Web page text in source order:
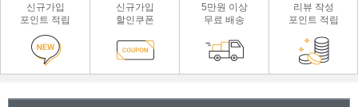
신규가입
포인트 적립
신규가입
할인쿠폰
5만원 이상
무료 배송
리뷰 작성
포인트 적립